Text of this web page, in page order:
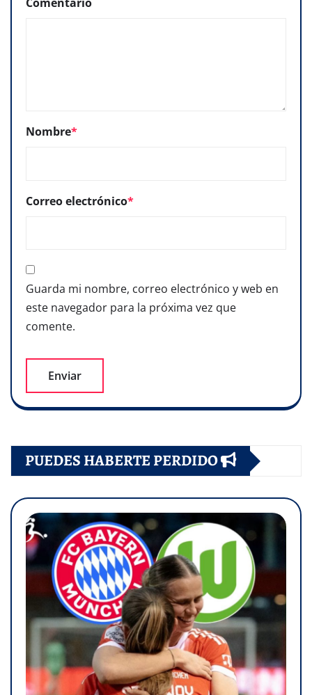
Nombre*
Correo electrónico*
Guarda mi nombre, correo electrónico y web en
este navegador para la próxima vez que
comente.
PUEDES HABERTE PERDIDO